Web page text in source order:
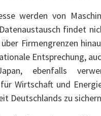
werden von
findet
Firmengrenzen
Entsprechung,
ebenfalls
Wirtschaft und
Deutschlands zu